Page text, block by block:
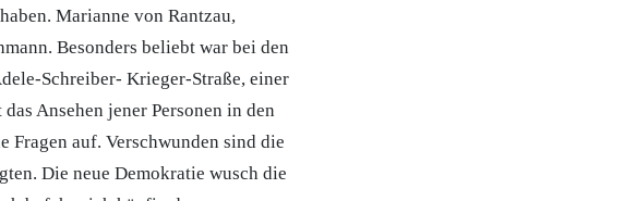
Marianne von Rantzau,
Besonders beliebt war bei den
Schreiber- Krieger-Straße, einer
Ansehen jener Personen in den
Fragen auf. Verschwunden sind die
Die neue Demokratie wusch die